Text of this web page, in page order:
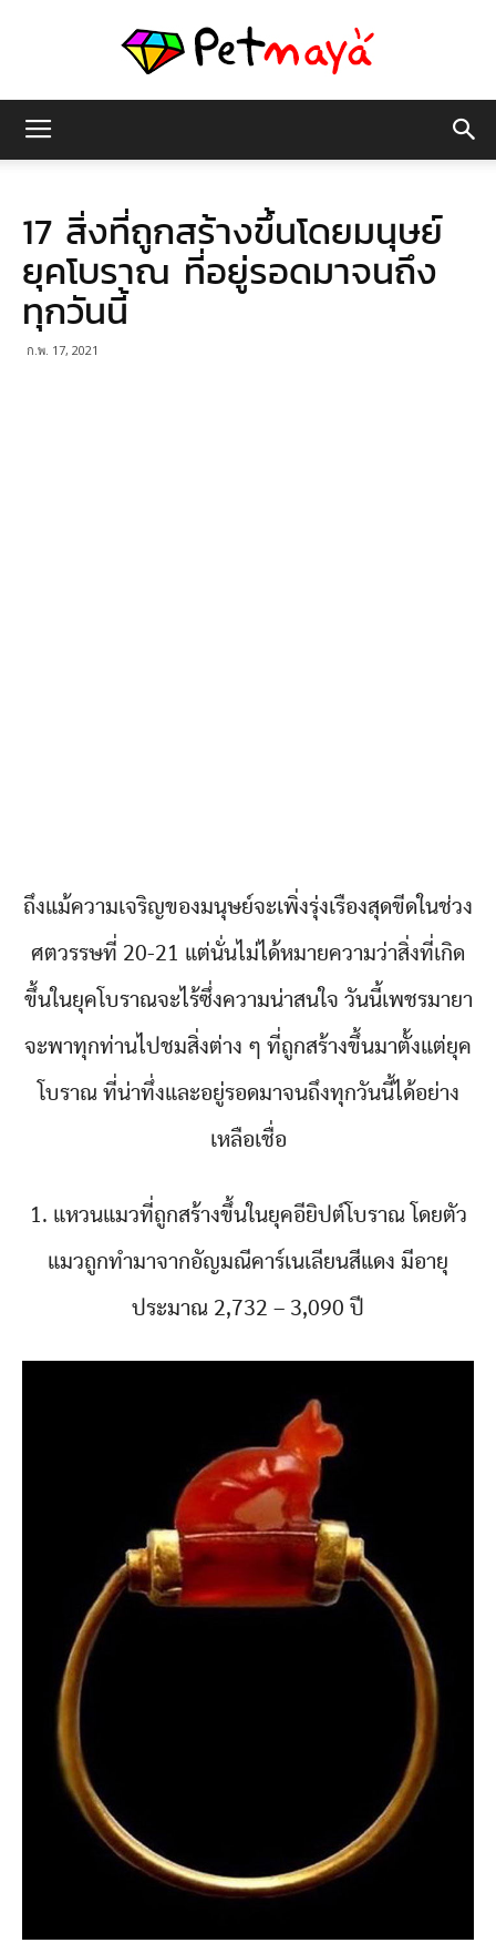
มายา
17 สิ่งที่ถูกสร้างขึ้นโดยมนุษย์
ยุคโบราณ ที่อยู่รอดมาจนถึง
ทุกวันนี้
ก.พ. 17, 2021
ถึงแม้ความเจริญของมนุษย์จะเพิ่งรุ่งเรืองสุดขีดในช่วง
ศตวรรษที่ 20-21 แต่นั่นไม่ได้หมายความว่าสิ่งที่เกิด
ขึ้นในยุคโบราณจะไร้ซึ่งความน่าสนใจ วันนี้เพชรมายา
จะพาทุกท่านไปชมสิ่งต่าง ๆ ที่ถูกสร้างขึ้นมาตั้งแต่ยุค
โบราณ ที่น่าทึ่งและอยู่รอดมาจนถึงทุกวันนี้ได้อย่าง
เหลือเชื่อ
1. แหวนแมวที่ถูกสร้างขึ้นในยุคอียิปต์โบราณ โดยตัว
แมวถูกทำมาจากอัญมณีคาร์เนเลียนสีแดง มีอายุ
ประมาณ 2,732 – 3,090 ปี